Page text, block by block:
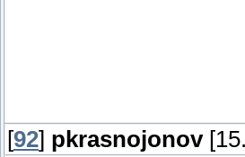
[92] pkrasnojonov